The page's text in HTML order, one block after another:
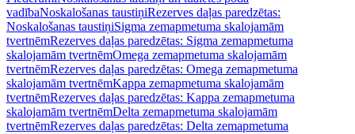
vadībaNoskalošanas taustiņiRezerves daļas paredzētas:
Noskalošanas taustiņiSigma zemapmetuma skalojamām
tvertnēmRezerves daļas paredzētas: Sigma zemapmetuma
skalojamām tvertnēmOmega zemapmetuma skalojamām
tvertnēmRezerves daļas paredzētas: Omega zemapmetuma
skalojamām tvertnēmKappa zemapmetuma skalojamām
tvertnēmRezerves daļas paredzētas: Kappa zemapmetuma
skalojamām tvertnēmDelta zemapmetuma skalojamām
tvertnēmRezerves daļas paredzētas: Delta zemapmetuma